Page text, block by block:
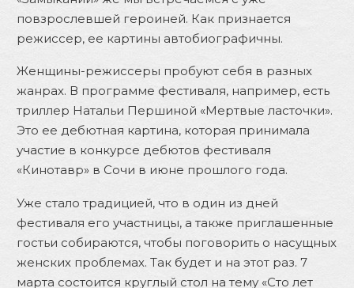
повзрослевшей героиней. Как признается
режиссер, ее картины автобиографичны.
Женщины-режиссеры пробуют себя в разных
жанрах. В программе фестиваля, например, есть
триллер Натальи Першиной «Мертвые ласточки».
Это ее дебютная картина, которая принимала
участие в конкурсе дебютов фестиваля
«Кинотавр» в Сочи в июне прошлого года.
Уже стало традицией, что в один из дней
фестиваля его участницы, а также приглашенные
гостьи собираются, чтобы поговорить о насущных
женских проблемах. Так будет и на этот раз. 7
марта состоится круглый стол на тему «Сто лет